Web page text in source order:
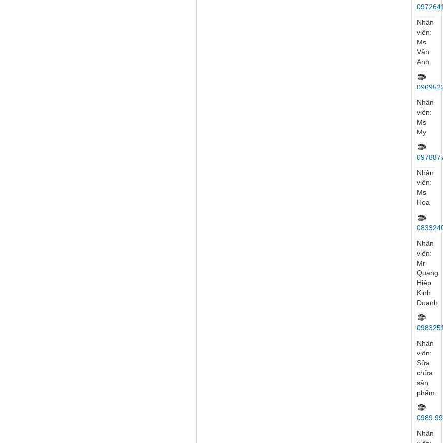
Nhân
viên:
Mr
Lương
Kinh
Doanh
Nhân
viên:
Mr
Đức
Nhân
viên:
Mr
Ngọc
Nhân
viên:
Mr
Tuý
viên:
Ms
Vân
Anh
Nhân
viên:
Ms
My